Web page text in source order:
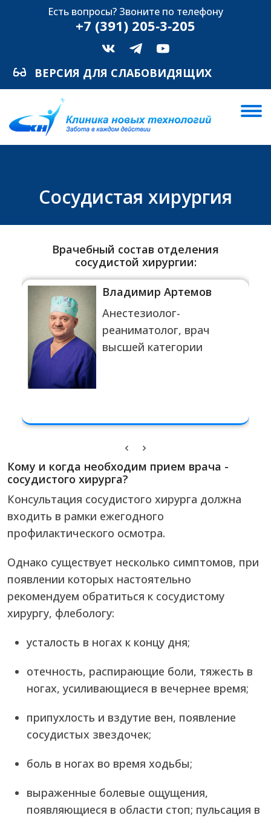
Есть вопросы? Звоните по телефону
+7 (391) 205‑3‑205
ВЕРСИЯ ДЛЯ СЛАБОВИДЯЩИХ
Сосудистая хирургия
Врачебный состав отделения
сосудистой хирургии:
Владимир Артемов
Анестезиолог-
реаниматолог, врач
высшей категории
Кому и когда необходим прием врача -
сосудистого хирурга?
Консультация сосудистого хирурга должна
входить в рамки ежегодного
профилактического осмотра.
Однако существует несколько симптомов, при
появлении которых настоятельно
рекомендуем обратиться к сосудистому
хирургу, флебологу:
усталость в ногах к концу дня;
отечность, распирающие боли, тяжесть в
ногах, усиливающиеся в вечернее время;
припухлость и вздутие вен, появление
сосудистых звездочек;
боль в ногах во время ходьбы;
выраженные болевые ощущения,
появляющиеся в области стоп; пульсация в